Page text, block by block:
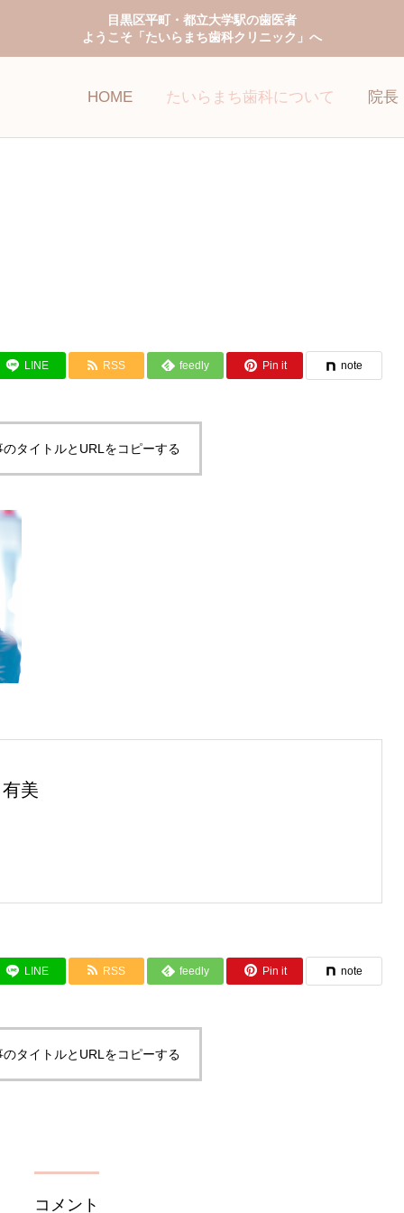
目黒区平町・都立大学駅の歯医者
ようこそ「たいらまち歯科クリニック」へ
HOME たいらまち歯科について 院長
ホワイトニング 審美歯科
LINE RSS feedly Pin it note
のタイトルとURLをコピーする
美
LINE RSS feedly Pin it note
のタイトルとURLをコピーする
コメント